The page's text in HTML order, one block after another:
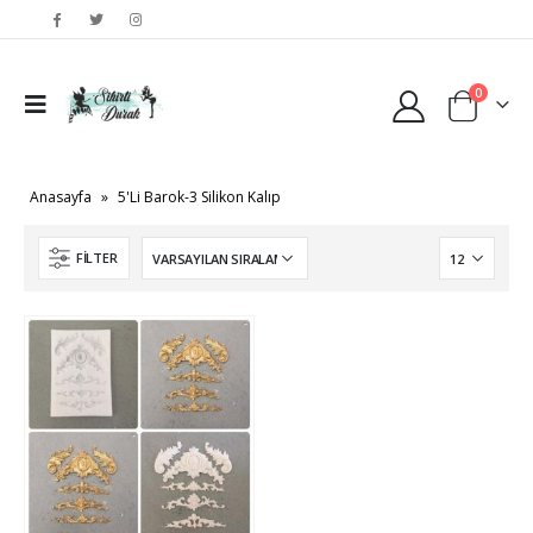
0
Anasayfa » 5'Li Barok-3 Silikon Kalıp
FILTER